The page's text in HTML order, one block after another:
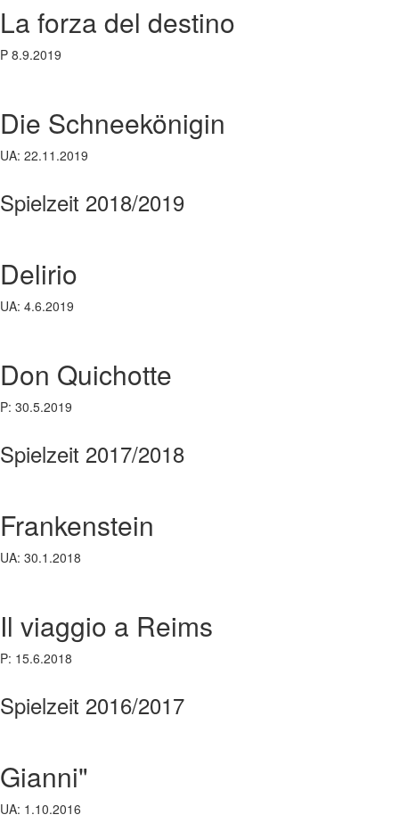
La forza del destino
P 8.9.2019
Die Schneekönigin
UA: 22.11.2019
Spielzeit 2018/2019
Delirio
UA: 4.6.2019
Don Quichotte
P: 30.5.2019
Spielzeit 2017/2018
Frankenstein
UA: 30.1.2018
Il viaggio a Reims
P: 15.6.2018
Spielzeit 2016/2017
Gianni"
UA: 1.10.2016